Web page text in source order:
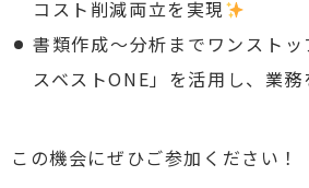
コスト削減両立を実現
書類作成～分析までワンスト
スベストONE」を活用し、業務
この機会にぜひご参加ください！